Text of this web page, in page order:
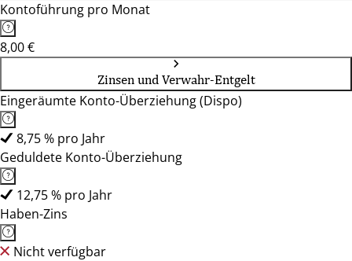
Kontoführung pro Monat
8,00 €
Zinsen und Verwahr-Entgelt
Eingeräumte Konto-Überziehung (Dispo)
8,75 % pro Jahr
Geduldete Konto-Überziehung
12,75 % pro Jahr
Haben-Zins
Nicht verfügbar